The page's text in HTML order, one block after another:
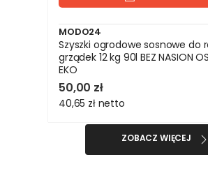
MODO24
Szyszki ogrodowe sosnowe do
grządek 12 kg 90l BEZ NASION
EKO
50,00 zł
40,65 zł netto
ZOBACZ WIĘCEJ